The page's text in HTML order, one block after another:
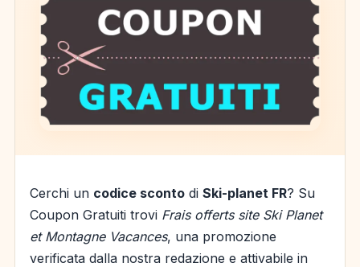
Cerchi un codice sconto di Ski-planet FR? Su
Coupon Gratuiti trovi Frais offerts site Ski Planet
et Montagne Vacances, una promozione
verificata dalla nostra redazione e attivabile in